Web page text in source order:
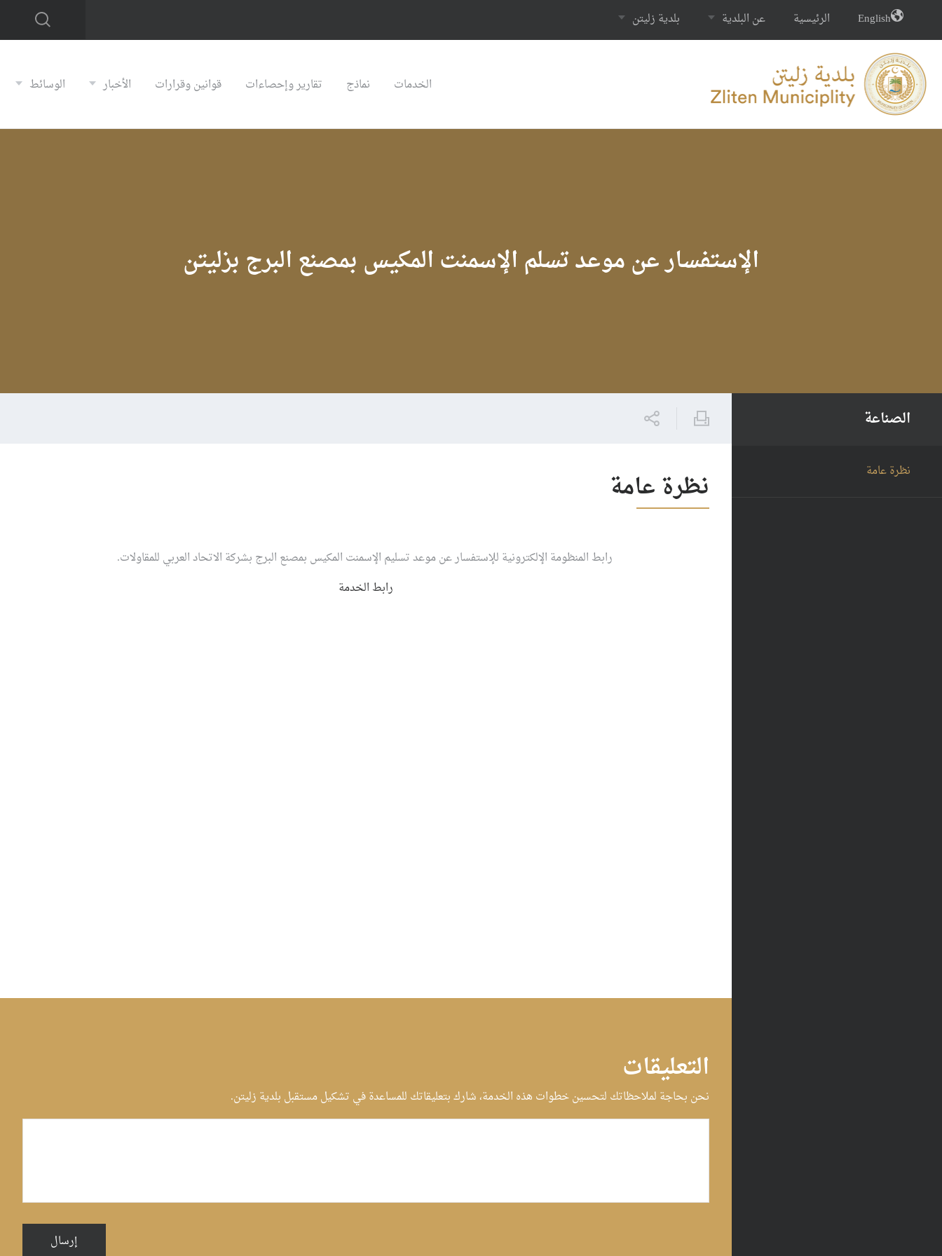
English الرئيسية عن البلدية بلدية زليتن
الخدمات نماذج تقارير وإحصاءات قوانين وقرارات الأخبار الوسائط
الإستفسار عن موعد تسلم الإسمنت المكيس بمصنع البرج بزليتن
الصناعة
نظرة عامة نظرة عامة
رابط المنظومة الإلكترونية للإستفسار عن موعد تسليم الإسمنت المكيس بمصنع البرج بشركة الاتحاد العربي للمقاولات.
رابط الخدمة
التعليقات
نحن بحاجة لملاحظاتك لتحسين خطوات هذه الخدمة، شارك بتعليقاتك للمساعدة في تشكيل مستقبل بلدية زليتن.
إرسال